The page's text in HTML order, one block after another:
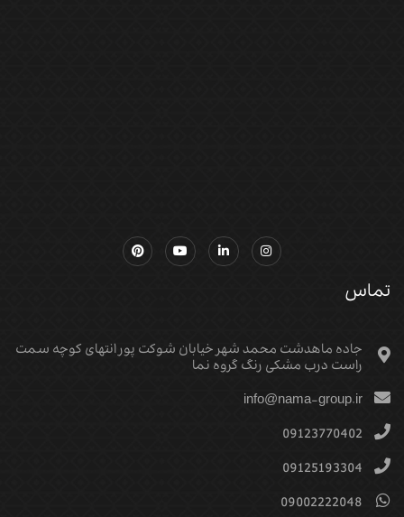
تماس
جاده ماهدشت محمد شهر خیابان شوکت پور انتهای کوچه سمت
راست درب مشکی رنگ گروه نما
info@nama-group.ir
09123770402
09125193304
09002222048